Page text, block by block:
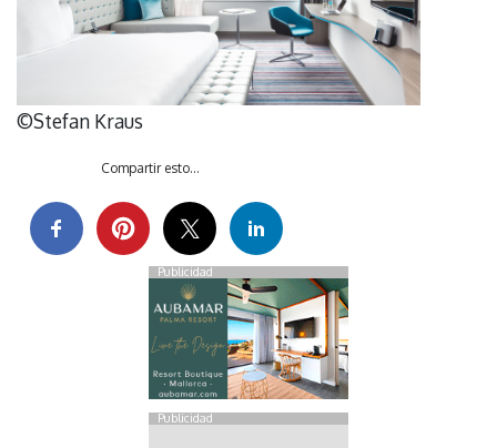
©Stefan Kraus
Compartir esto...
Publicidad
Publicidad